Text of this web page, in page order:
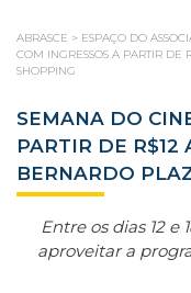
ABRASCE > ESPAÇO DO
COM INGRESSOS A PARTIR DE
SHOPPING
SEMANA DO
PARTIR DE R$12
BERNARDO
Entre os dias 12 e
aproveitar a